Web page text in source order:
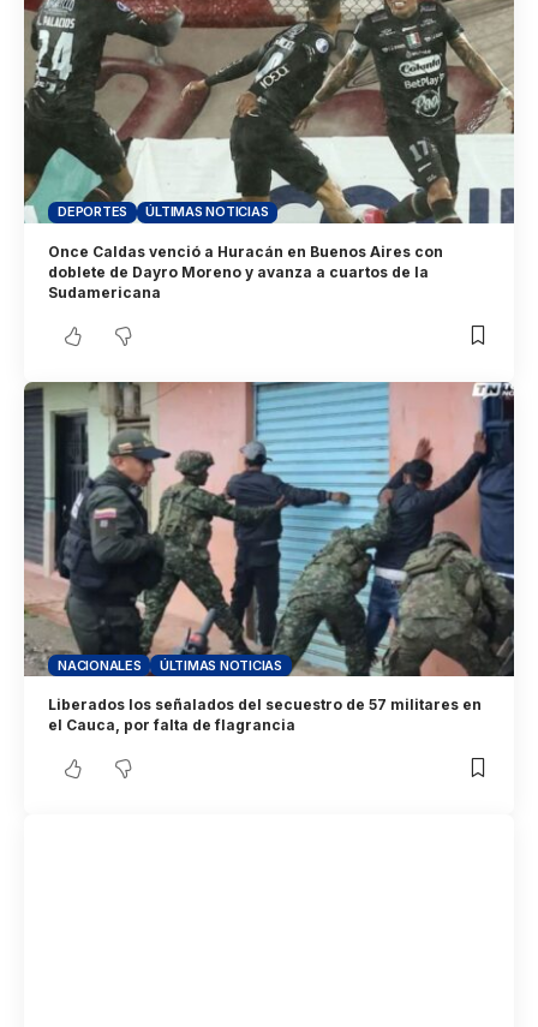
DEPORTES ÚLTIMAS NOTICIAS
Once Caldas venció a Huracán en Buenos Aires con
doblete de Dayro Moreno y avanza a cuartos de la
Sudamericana
NACIONALES ÚLTIMAS NOTICIAS
Liberados los señalados del secuestro de 57 militares en
el Cauca, por falta de flagrancia